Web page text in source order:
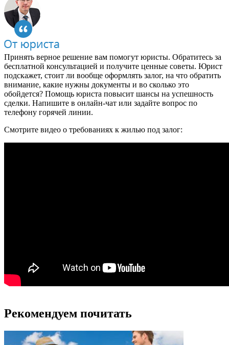
Принять верное решение вам помогут юристы. Обратитесь за
бесплатной консультацией и получите ценные советы. Юрист
подскажет, стоит ли вообще оформлять залог, на что обратить
внимание, какие нужны документы и во сколько это
обойдется? Помощь юриста повысит шансы на успешность
сделки. Напишите в онлайн-чат или задайте вопрос по
телефону горячей линии.
Смотрите видео о требованиях к жилью под залог:
Рекомендуем почитать